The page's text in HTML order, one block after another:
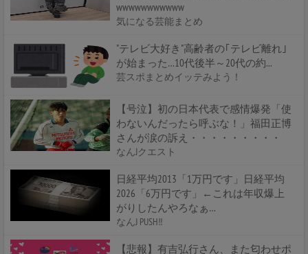
wwwwwwwwwww
気になる芸能まとめ
"テレビ大好き"高齢者の｢テレビ離れ｣
が始まった…10代後半～20代の約...
芸スポまとめイッテみよう！
【号泣】初の日本代表で感情爆発「使
わないんだったら呼ぶな！」福田正博
さんが涙の訴え・・・・・・・・・
なんJクエスト
日経平均2013「1万円です」日経平均
2026「6万円です」←これは年収爆上
がりしたんやろなぁ…
なんJ PUSH!!
【悲報】有吉弘行さん、また匂わせポ